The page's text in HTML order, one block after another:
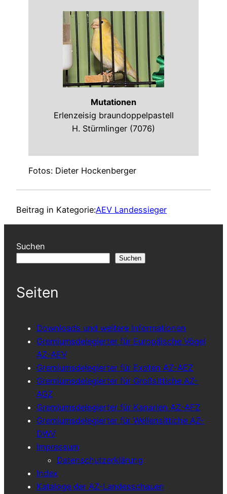
Mutationen
Erlenzeisig braundoppelpastell
H. Stürmlinger (7076)
Fotos: Dieter Hockenberger
Beitrag in Kategorie:AEV Landessieger
Suchen
Suchen
Seiten
Downloads und weitere Informationen
Gremiumsdelegierter für Europäische Vögel
AZ-AEV
Gremiumsdelegierter für Exoten AZ-AEZ
Gremiumsdelegierter für Großsittiche AZ-
AGZ
Gremiumsdelegierter für Kanarien AZ-AFZ
Gremiumsdelegierter für Wellensittiche AZ-
DWV
Impressum
Datenschutzerklärung
Index
Kataloge der AZ-Landesschauen